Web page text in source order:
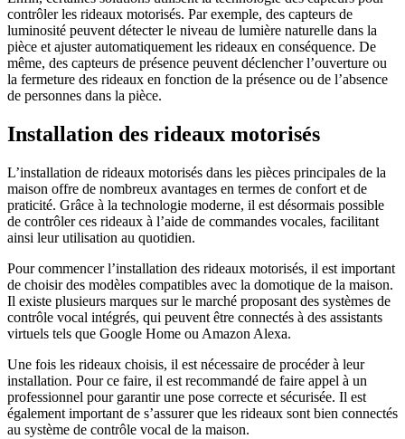
contrôler les rideaux motorisés. Par exemple, des capteurs de
luminosité peuvent détecter le niveau de lumière naturelle dans la
pièce et ajuster automatiquement les rideaux en conséquence. De
même, des capteurs de présence peuvent déclencher l’ouverture ou
la fermeture des rideaux en fonction de la présence ou de l’absence
de personnes dans la pièce.
Installation des rideaux motorisés
L’installation de rideaux motorisés dans les pièces principales de la
maison offre de nombreux avantages en termes de confort et de
praticité. Grâce à la technologie moderne, il est désormais possible
de contrôler ces rideaux à l’aide de commandes vocales, facilitant
ainsi leur utilisation au quotidien.
Pour commencer l’installation des rideaux motorisés, il est important
de choisir des modèles compatibles avec la domotique de la maison.
Il existe plusieurs marques sur le marché proposant des systèmes de
contrôle vocal intégrés, qui peuvent être connectés à des assistants
virtuels tels que Google Home ou Amazon Alexa.
Une fois les rideaux choisis, il est nécessaire de procéder à leur
installation. Pour ce faire, il est recommandé de faire appel à un
professionnel pour garantir une pose correcte et sécurisée. Il est
également important de s’assurer que les rideaux sont bien connectés
au système de contrôle vocal de la maison.